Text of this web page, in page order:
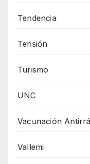
Tendencia
Tensión
Turismo
UNC
Vacunación
Vallemi